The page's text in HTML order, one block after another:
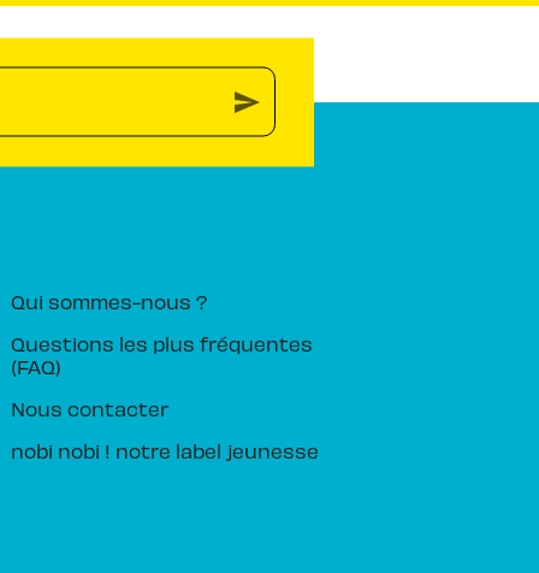
send
Qui sommes-nous ?
Questions les plus fréquentes
(FAQ)
Nous contacter
nobi nobi ! notre label jeunesse